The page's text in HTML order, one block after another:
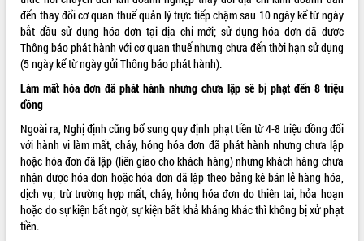
VIDEO
Không có file video nào để phát.
đến thay đổi cơ quan thuế quản lý trực tiếp chậm sau 10 ngày kể từ ngày
bắt đầu sử dụng hóa đơn tại địa chỉ mới; sử dụng hóa đơn đã được
Thông báo phát hành với cơ quan thuế nhưng chưa đến thời hạn sử dụng
(5 ngày kể từ ngày gửi Thông báo phát hành).
Làm mất hóa đơn đã phát hành nhưng chưa lập sẽ bị phạt đến 8 triệu
đồng
Ngoài ra, Nghị định cũng bổ sung quy định phạt tiền từ 4-8 triệu đồng đối
với hành vi làm mất, cháy, hỏng hóa đơn đã phát hành nhưng chưa lập
hoặc hóa đơn đã lập (liên giao cho khách hàng) nhưng khách hàng chưa
nhận được hóa đơn hoặc hóa đơn đã lập theo bảng kê bán lẻ hàng hóa,
dịch vụ; trừ trường hợp mất, cháy, hỏng hóa đơn do thiên tai, hỏa hoạn
hoặc do sự kiện bất ngờ, sự kiện bất khả kháng khác thì không bị xử phạt
tiền.